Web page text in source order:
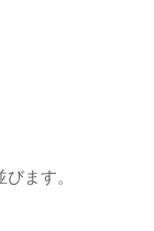
ます。